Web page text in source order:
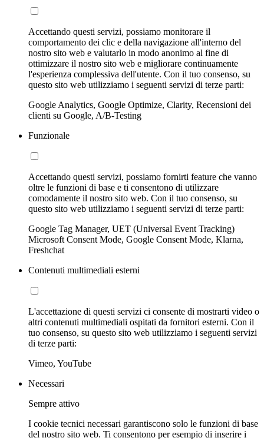
Accettando questi servizi, possiamo monitorare il
comportamento dei clic e della navigazione all'interno del
nostro sito web e valutarlo in modo anonimo al fine di
ottimizzare il nostro sito web e migliorare continuamente
l'esperienza complessiva dell'utente. Con il tuo consenso, su
questo sito web utilizziamo i seguenti servizi di terze parti:
Google Analytics, Google Optimize, Clarity, Recensioni dei
clienti su Google, A/B-Testing
Funzionale
Accettando questi servizi, possiamo fornirti feature che vanno
oltre le funzioni di base e ti consentono di utilizzare
comodamente il nostro sito web. Con il tuo consenso, su
questo sito web utilizziamo i seguenti servizi di terze parti:
Google Tag Manager, UET (Universal Event Tracking)
Microsoft Consent Mode, Google Consent Mode, Klarna,
Freshchat
Contenuti multimediali esterni
L'accettazione di questi servizi ci consente di mostrarti video o
altri contenuti multimediali ospitati da fornitori esterni. Con il
tuo consenso, su questo sito web utilizziamo i seguenti servizi
di terze parti:
Vimeo, YouTube
Necessari
Sempre attivo
I cookie tecnici necessari garantiscono solo le funzioni di base
del nostro sito web. Ti consentono per esempio di inserire i